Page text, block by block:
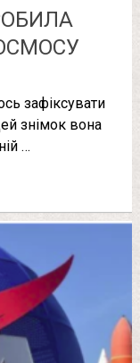
зафіксувати
знімок вона
…